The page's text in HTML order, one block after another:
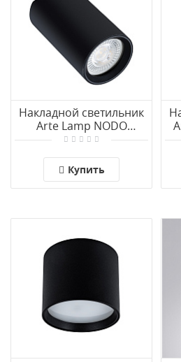
Накладной светильник
Arte Lamp NODO
A3213PL-1BK
Купить